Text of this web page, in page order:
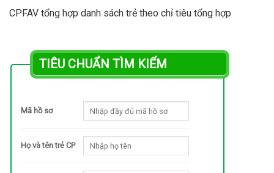
CPFAV tổng hợp danh sách trẻ theo chỉ tiêu tổng hợp
TIÊU CHUẨN TÌM KIẾM
Mã hồ sơ
Họ và tên trẻ CP